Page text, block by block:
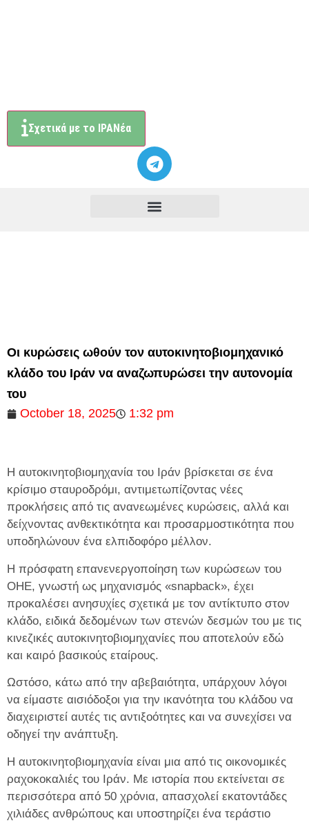
Σχετικά με το ΙΡΑΝέα
Οι κυρώσεις ωθούν τον αυτοκινητοβιομηχανικό
κλάδο του Ιράν να αναζωπυρώσει την αυτονομία
του
October 18, 2025
1:32 pm
Η αυτοκινητοβιομηχανία του Ιράν βρίσκεται σε ένα
κρίσιμο σταυροδρόμι, αντιμετωπίζοντας νέες
προκλήσεις από τις ανανεωμένες κυρώσεις, αλλά και
δείχνοντας ανθεκτικότητα και προσαρμοστικότητα που
υποδηλώνουν ένα ελπιδοφόρο μέλλον.
Η πρόσφατη επανενεργοποίηση των κυρώσεων του
ΟΗΕ, γνωστή ως μηχανισμός «snapback», έχει
προκαλέσει ανησυχίες σχετικά με τον αντίκτυπο στον
κλάδο, ειδικά δεδομένων των στενών δεσμών του με τις
κινεζικές αυτοκινητοβιομηχανίες που αποτελούν εδώ
και καιρό βασικούς εταίρους.
Ωστόσο, κάτω από την αβεβαιότητα, υπάρχουν λόγοι
να είμαστε αισιόδοξοι για την ικανότητα του κλάδου να
διαχειριστεί αυτές τις αντιξοότητες και να συνεχίσει να
οδηγεί την ανάπτυξη.
Η αυτοκινητοβιομηχανία είναι μια από τις οικονομικές
ραχοκοκαλιές του Ιράν. Με ιστορία που εκτείνεται σε
περισσότερα από 50 χρόνια, απασχολεί εκατοντάδες
χιλιάδες ανθρώπους και υποστηρίζει ένα τεράστιο